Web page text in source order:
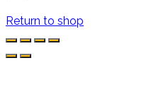
Return to shop